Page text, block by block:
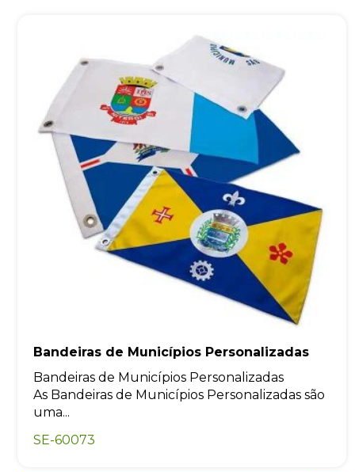
Bandeiras de Municípios Personalizadas
Bandeiras de Municípios Personalizadas
As Bandeiras de Municípios Personalizadas são
uma...
SE-60073